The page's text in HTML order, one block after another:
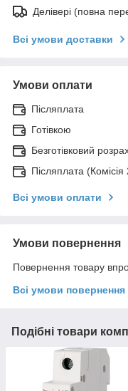
Делівері (повна
Всі умови доставки
Умови оплати
Післяплата
Готівкою
Безготівковий
Післяплата
Всі умови оплати
Умови повернення
Повернення товару
Всі умови повернення
Подібні товари